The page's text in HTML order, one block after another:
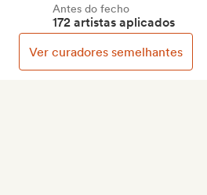
Antes do fecho
172 artistas aplicados
Ver curadores semelhantes